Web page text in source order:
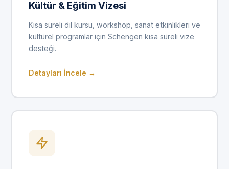
Kültür & Eğitim Vizesi
Kısa süreli dil kursu, workshop, sanat etkinlikleri ve
kültürel programlar için Schengen kısa süreli vize
desteği.
Detayları İncele →